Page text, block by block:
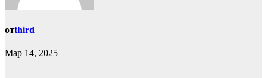
отthird
Мар 14, 2025